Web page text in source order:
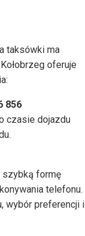
taksówki ma
oferuje
856
czasie dojazdu
szybką formę
telefonu.
wybór preferencji i